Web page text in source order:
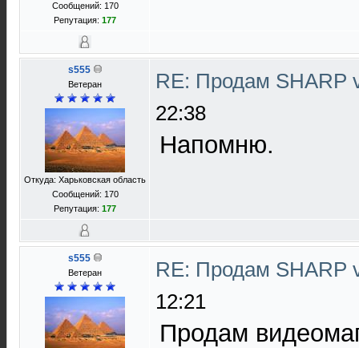
Сообщений: 170
Репутация: 177
s555
Ветеран
Откуда: Харьковская область
Сообщений: 170
Репутация: 177
RE: Продам SHARP
22:38
Напомню.
s555
Ветеран
RE: Продам SHARP
12:21
Продам